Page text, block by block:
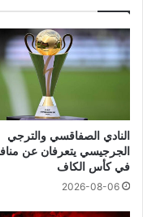
النادي الصفاقسي والترجي
الجرجيسي يتعرفان عن
في كأس الكاف
2026-08-06